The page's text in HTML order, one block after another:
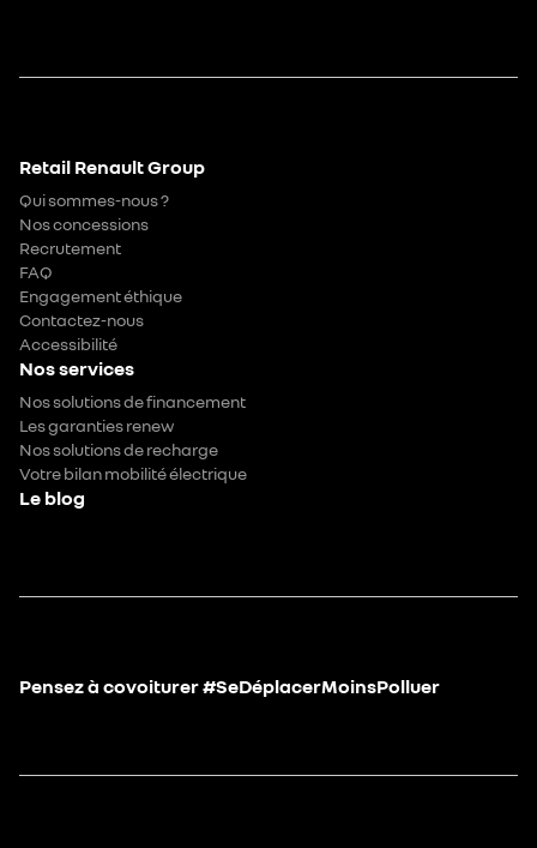
Retail Renault Group
Qui sommes-nous ?
Nos concessions
Recrutement
FAQ
Engagement éthique
Contactez-nous
Accessibilité
Nos services
Nos solutions de financement
Les garanties renew
Nos solutions de recharge
Votre bilan mobilité électrique
Le blog
Pensez à covoiturer #SeDéplacerMoinsPolluer